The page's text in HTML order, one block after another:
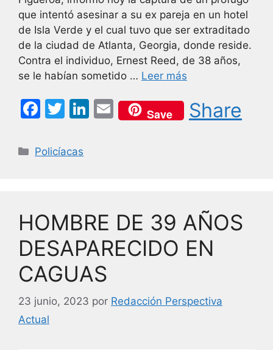
que intentó asesinar a su ex pareja en un hotel
de Isla Verde y el cual tuvo que ser extraditado
de la ciudad de Atlanta, Georgia, donde reside.
Contra el individuo, Ernest Reed, de 38 años,
se le habían sometido … Leer más
F
c
o
k
T
itt
Li E
m
Save Share
Categorías
Policíacas
HOMBRE DE 39 AÑOS
DESAPARECIDO EN
CAGUAS
23 junio, 2023 por Redacción Perspectiva
Actual